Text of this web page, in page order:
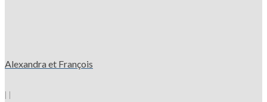
Alexandra et François
| |